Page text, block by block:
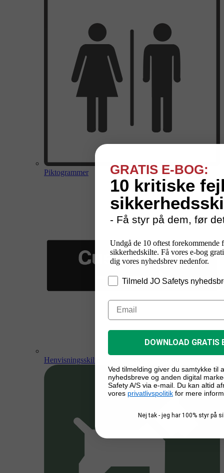
Piktogrammer
Henvisningsskilte
GRATIS E-BOG:
10 kritiske
- Få styr på dem, før
Undgå de 10 oftest forekommende
sikkerhedskilte. Få vores e-bog
dig vores nyhedsbrev nedenfor.
Tilmeld JO Safetys
DOWNLOAD GRATIS
Ved tilmelding giver du samtykke til
nyhedsbreve og anden digital
Safety A/S via e-mail. Du kan altid
vores privatlivspolitik for mere
Nej tak - jeg har 100% styr på